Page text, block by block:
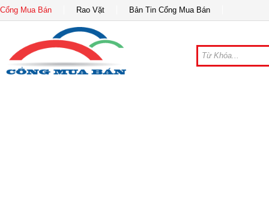
Cổng Mua Bán Rao Vặt Bản Tin Cổng Mua Bán